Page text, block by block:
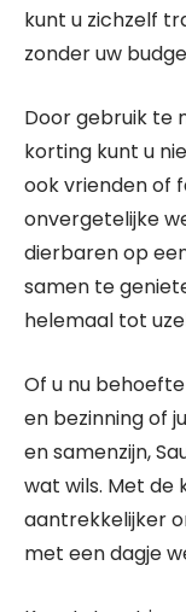
kunt u zichzelf
zonder uw
Door gebruik te
korting kunt u
ook vrienden of
onvergetelijke
dierbaren op
samen te
helemaal tot
Of u nu
en bezinning of
en samenzijn,
wat wils. Met
aantrekkelijker
met een dagje